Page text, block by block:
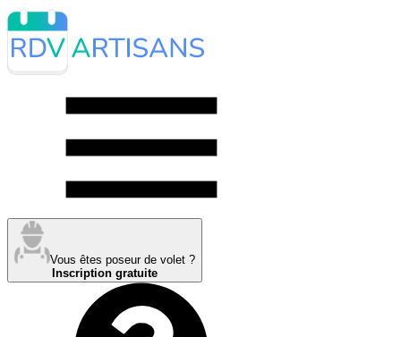
Vous êtes poseur de volet ?
Inscription gratuite